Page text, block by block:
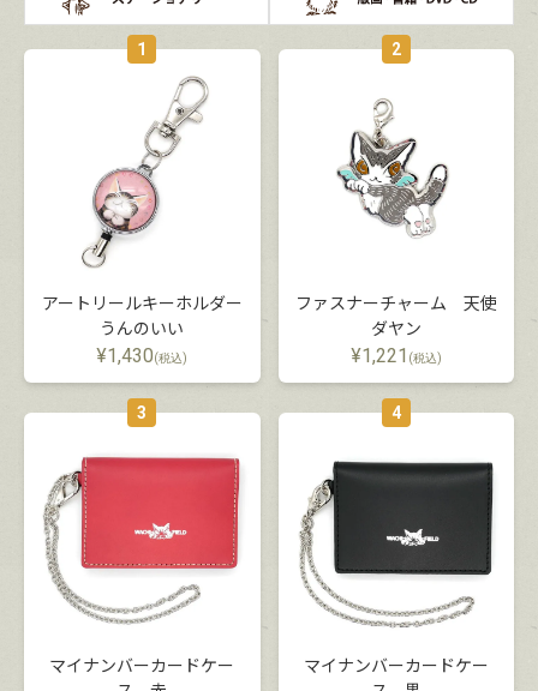
1
アートリールキーホルダー
うんのいい
¥1,430(税込)
2
ファスナーチャーム 天使
ダヤン
¥1,221 (税込)
3
マイナンバーカードケー
4
マイナンバーカードケー